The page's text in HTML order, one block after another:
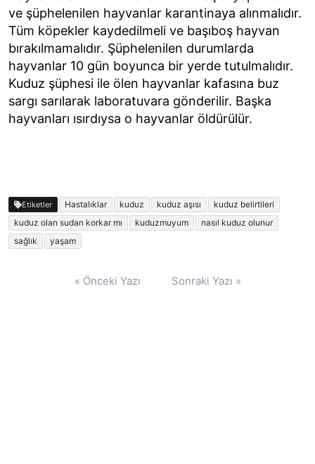
ve şüphelenilen hayvanlar karantinaya alınmalıdır.
Tüm köpekler kaydedilmeli ve başıboş hayvan
bırakılmamalıdır. Şüphelenilen durumlarda
hayvanlar 10 gün boyunca bir yerde tutulmalıdır.
Kuduz şüphesi ile ölen hayvanlar kafasına buz
sargı sarılarak laboratuvara gönderilir. Başka
hayvanları ısırdıysa o hayvanlar öldürülür.
Etiketler Hastalıklar kuduz kuduz aşısı
kuduz belirtileri
kuduz olan sudan korkar mı
kuduzmuyum
nasıl kuduz olunur
sağlık
yaşam
« Önceki Yazı Sonraki Yazı »